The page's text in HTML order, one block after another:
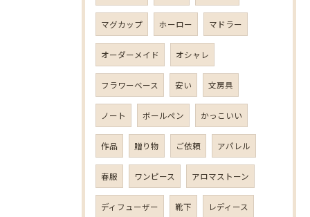
マグカップ ホーロー マドラー
オーダーメイド オシャレ
フラワーベース 安い 文房具
ノート ボールペン かっこいい
作品 贈り物 ご依頼 アパレル
春服 ワンピース アロマストーン
ディフューザー 靴下 レディース